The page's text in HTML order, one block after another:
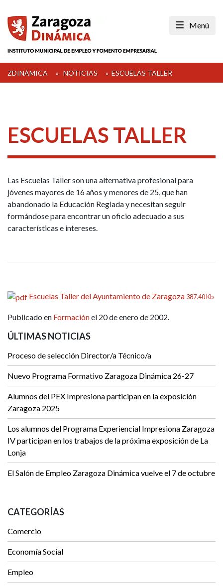
content
Menú
ZDINÁMICA » NOTICIAS » ESCUELAS TALLER
ESCUELAS TALLER
Las Escuelas Taller son una alternativa profesional para
jóvenes mayores de 16 años y menores de 25, que han
abandonado la Educación Reglada y necesitan seguir
formándose para encontrar un oficio adecuado a sus
características e intereses.
Escuelas Taller del Ayuntamiento de Zaragoza 387.40 Kb
Publicado en Formaciónel 20 de enero de 2002.
ÚLTIMAS NOTICIAS
Proceso de selección Director/a Técnico/a
Nuevo Programa Formativo Zaragoza Dinámica 26-27
Alumnos del PEX Impresiona participan en la exposición
Zaragoza 2025
Los alumnos del Programa Experiencial Impresiona Zaragoza
IV participan en los trabajos de la próxima exposición de La
Lonja
El Salón de Empleo Zaragoza Dinámica vuelve el 7 de octubre
CATEGORÍAS
Comercio
Economía Social
Empleo